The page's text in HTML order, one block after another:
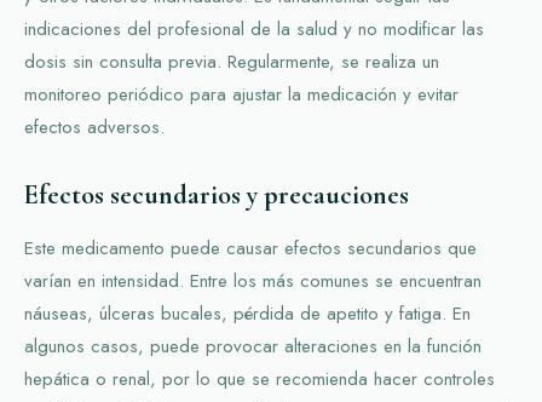
indicaciones del profesional de la salud y no modificar las
dosis sin consulta previa. Regularmente, se realiza un
monitoreo periódico para ajustar la medicación y evitar
efectos adversos.
Efectos secundarios y precauciones
Este medicamento puede causar efectos secundarios que
varían en intensidad. Entre los más comunes se encuentran
náuseas, úlceras bucales, pérdida de apetito y fatiga. En
algunos casos, puede provocar alteraciones en la función
hepática o renal, por lo que se recomienda hacer controles